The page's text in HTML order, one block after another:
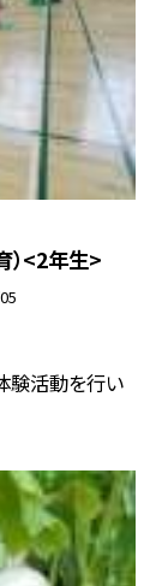
）<2年生>
験活動を行い